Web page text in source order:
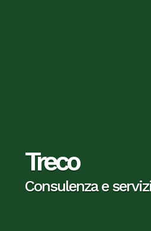
Treco
Consulenza e
Treco
Consulenza e